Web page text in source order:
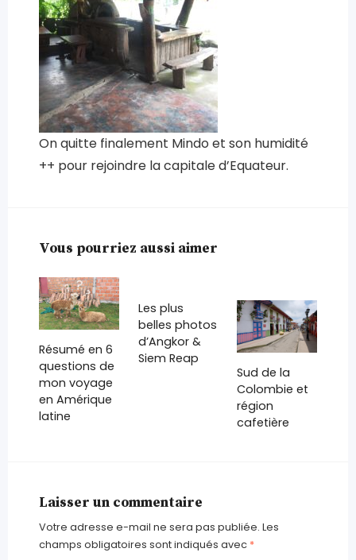
On quitte finalement Mindo et son humidité
++ pour rejoindre la capitale d’Equateur.
Vous pourriez aussi aimer
Résumé en 6
questions de
mon voyage
en Amérique
latine
Les plus
belles photos
d’Angkor &
Siem Reap
Sud de la
Colombie et
région
cafetière
Laisser un commentaire
Votre adresse e-mail ne sera pas publiée. Les
champs obligatoires sont indiqués avec *